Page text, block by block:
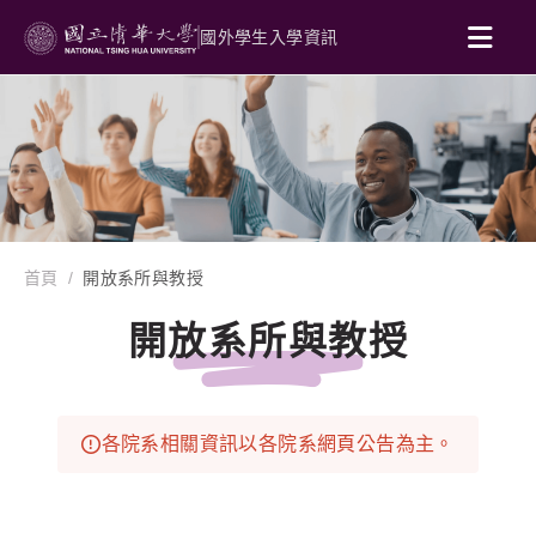
國外學生入學資訊
首頁 開放系所與教授
開放系所與教授
各院系相關資訊以各院系網頁公告為主。